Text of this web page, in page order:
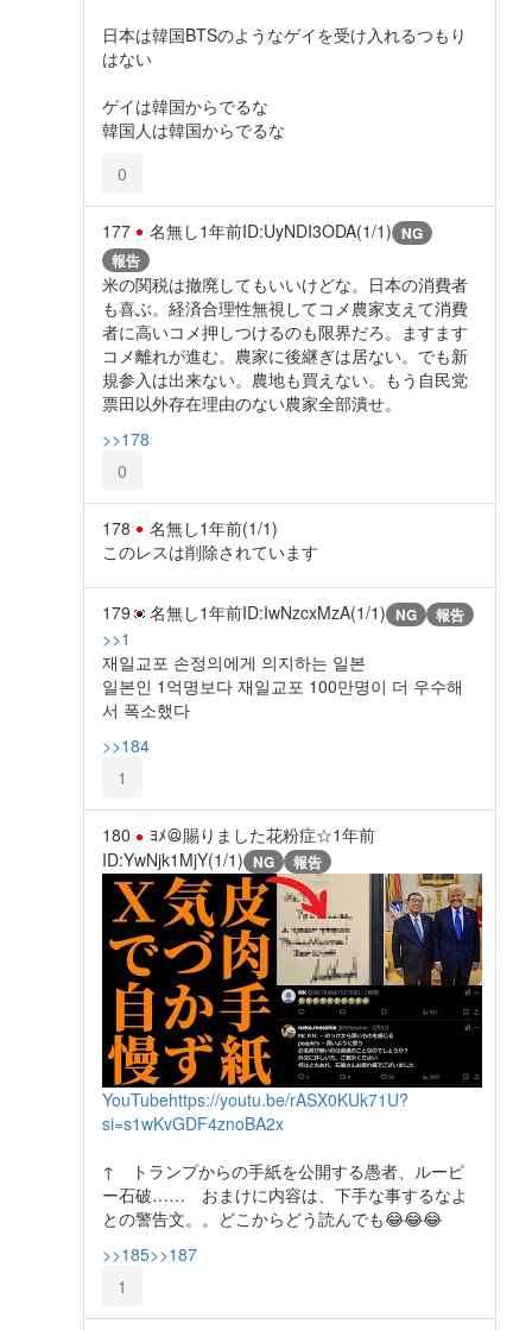
日本は韓国BTSのようなゲイを受け入れるつもり
はない
ゲイは韓国からでるな
韓国人は韓国からでるな
0
177 名無し1年前ID:UyNDI3ODA(1/1) NG
報告
米の関税は撤廃してもいいけどな。日本の消費者
も喜ぶ。経済合理性無視してコメ農家支えて消費
者に高いコメ押しつけるのも限界だろ。ますます
コメ離れが進む。農家に後継ぎは居ない。でも新
規参入は出来ない。農地も買えない。もう自民党
票田以外存在理由のない農家全部潰せ。
>>178
0
178 名無し1年前(1/1)
このレスは削除されています
179 名無し1年前ID:IwNzcxMzA(1/1) NG 報告
>>1
재일교포 손정의에게 의지하는 일본
일본인 1억명보다 재일교포 100만명이 더 우수해
서 폭소했다
>>184
1
180 ﾖﾒ＠賜りました花粉症☆1年前
ID:YwNjk1MjY(1/1) NG 報告
YouTubehttps://youtu.be/rASX0KUk71U?
si=s1wKvGDF4znoBA2x
↑ トランプからの手紙を公開する愚者、ルーピ
ー石破…… おまけに内容は、下手な事するなよ
との警告文。。どこからどう読んでも😂😂😂
>>185>>187
1